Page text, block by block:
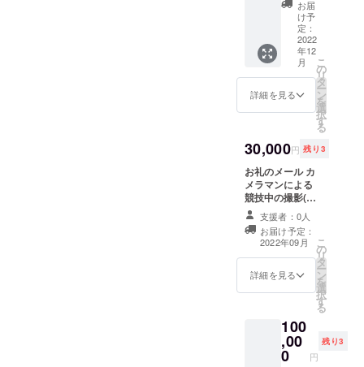
お届け
商品の
ラベル
に表記
されま
トレプ
リカ サ
イズ：
縦横高
さ約
10cm～
15cm
材質：
プラス
お届
け予
定：
2022
年12
月
詳細を見る
こ
の
リ
タ
ー
ン
を
選
択
す
る
30,000円 残り3
お礼のメール カ
メラマンによる
競技中の撮影(撮
影データお渡
し）支援者：0人
お届け予定：
2022年09月
詳細を見る
こ
の
リ
タ
ー
ン
を
選
択
す
る
100
,00
0 円
残り3